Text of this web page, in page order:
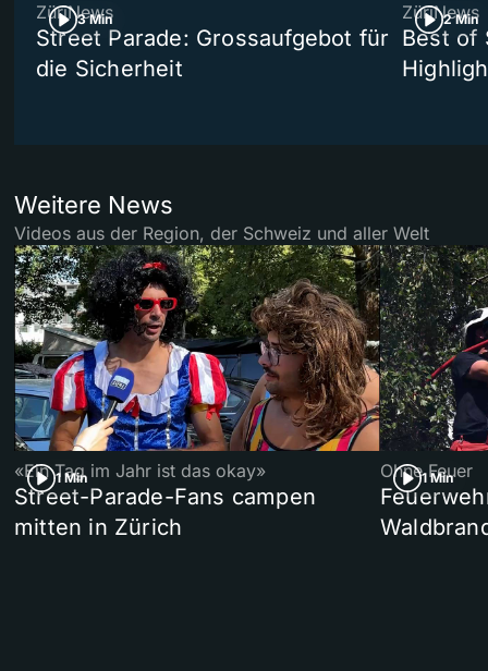
3 Min
ZüriNews
Street Parade: Grossaufgebot für
die Sicherheit
2 Min
ZüriNews
Best of
Weitere News
Videos aus der Region, der Schweiz und aller Welt
1 Min
«Ein Tag im Jahr ist das okay»
Street-Parade-Fans campen
mitten in Zürich
1 Min
Ohne Feuer